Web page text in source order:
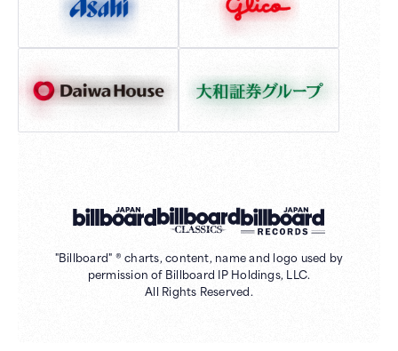
"Billboard" ® charts, content, name and logo used by
permission of Billboard IP Holdings, LLC.
All Rights Reserved.